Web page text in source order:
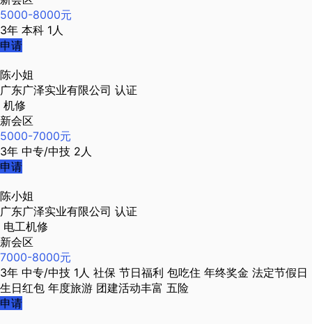
5000-8000元
3年 本科 1人
申请
陈小姐
广东广泽实业有限公司 认证
机修
新会区
5000-7000元
3年 中专/中技 2人
申请
陈小姐
广东广泽实业有限公司 认证
电工机修
新会区
7000-8000元
3年 中专/中技 1人 社保 节日福利 包吃住 年终奖金 法定节假日
生日红包 年度旅游 团建活动丰富 五险
申请